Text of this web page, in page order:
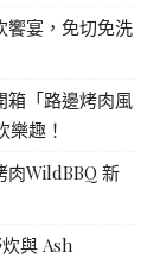
饗宴，免切免洗
箱「路邊烤肉風
趣！
肉WildBBQ 新
與 Ash